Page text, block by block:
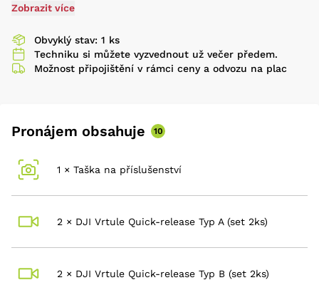
společníkem pro vaše dobrodružství.
Špičková kamera:
CMOS snímačem, který umožňuje natáčení 5.4K
videa při 30 fps a 20MP fotografií s vysokým
minut můžete létat déle a objevovat více bez
Inteligentní letové režimy:Využijte funkce jako
Mastershots, QuickShots a FocusTrack, které
vám umožní snadno vytvářet profesionálně
vypadající záběry bez nutnosti složitého
ovládání.
Pokročilé senzory:Dron je vybaven více
směrovými senzory pro detekci překážek, což
zajišťuje bezpečnější létání a minimalizuje riziko
Zobrazit více
Obvyklý stav: 1 ks
Techniku si můžete vyzvednout už večer předem.
Možnost připojištění v rámci ceny a odvozu na plac
Pronájem obsahuje 10
1 × Taška na příslušenství
2 × DJI Vrtule Quick-release Typ A (set 2ks)
2 × DJI Vrtule Quick-release Typ B (set 2ks)